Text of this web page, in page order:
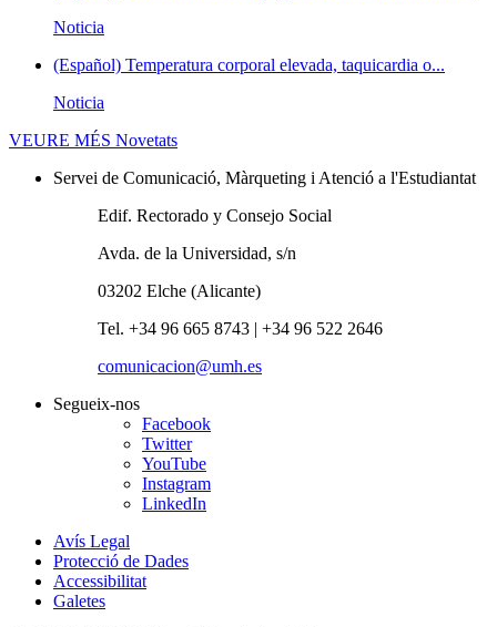
Noticia
(Español) Temperatura corporal elevada, taquicardia o...
Noticia
VEURE MÉS Novetats
Servei de Comunicació, Màrqueting i Atenció a l'Estudiantat
Edif. Rectorado y Consejo Social
Avda. de la Universidad, s/n
03202 Elche (Alicante)
Tel. +34 96 665 8743 | +34 96 522 2646
comunicacion@umh.es
Segueix-nos
Facebook
Twitter
YouTube
Instagram
LinkedIn
Avís Legal
Protecció de Dades
Accessibilitat
Galetes